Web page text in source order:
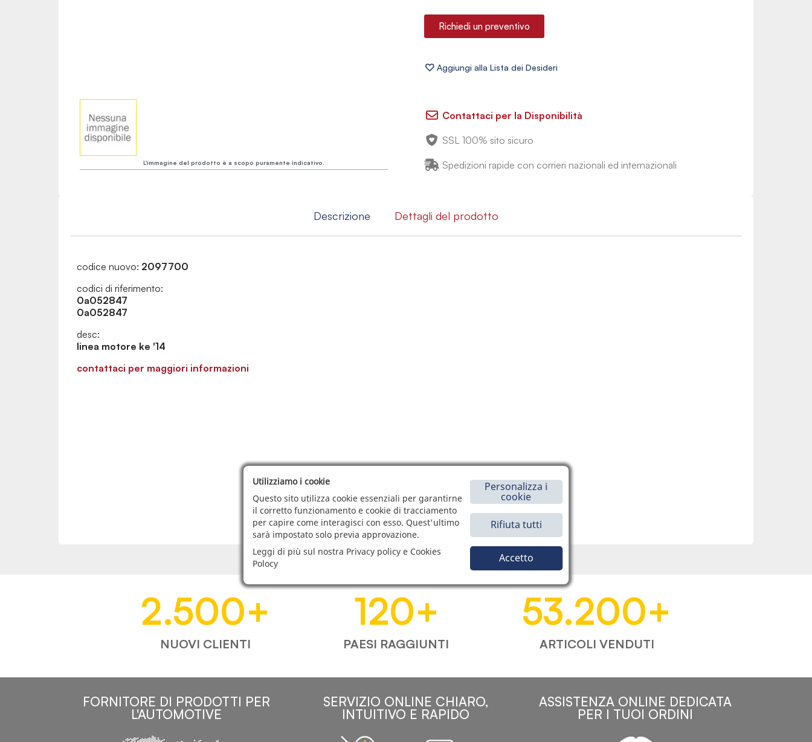
L'immagine del prodotto è a scopo puramente indicativo.
Richiedi un preventivo
Contattaci per la Disponibilità
SSL 100% sito sicuro
Spedizioni rapide con corrieri nazionali ed internazionali
Descrizione Dettagli del prodotto
codice nuovo: 2097700
codici di riferimento:
0a052847
0a052847
desc:
linea motore ke '14
contattaci per maggiori informazioni
2.500+
NUOVI CLIENTI
120+
PAESI RAGGIUNTI
53.200+
ARTICOLI VENDUTI
FORNITORE DI PRODOTTI PER
L'AUTOMOTIVE
SERVIZIO ONLINE CHIARO,
INTUITIVO E RAPIDO
ASSISTENZA ONLINE DEDICATA
PER I TUOI ORDINI
Utilizziamo i cookie
Questo sito utilizza cookie essenziali per garantirne
il corretto funzionamento e cookie di tracciamento
per capire come interagisci con esso. Quest'ultimo
sarà impostato solo previa approvazione.
Leggi di più sul nostra Privacy policy e Cookies
Polocy
Personalizza i
cookie
Rifiuta tutti
Accetto